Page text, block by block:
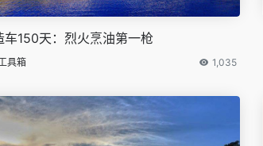
车150天：烈火烹油第一枪
具箱 1,035